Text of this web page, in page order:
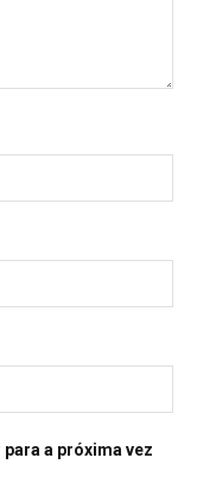
a próxima vez